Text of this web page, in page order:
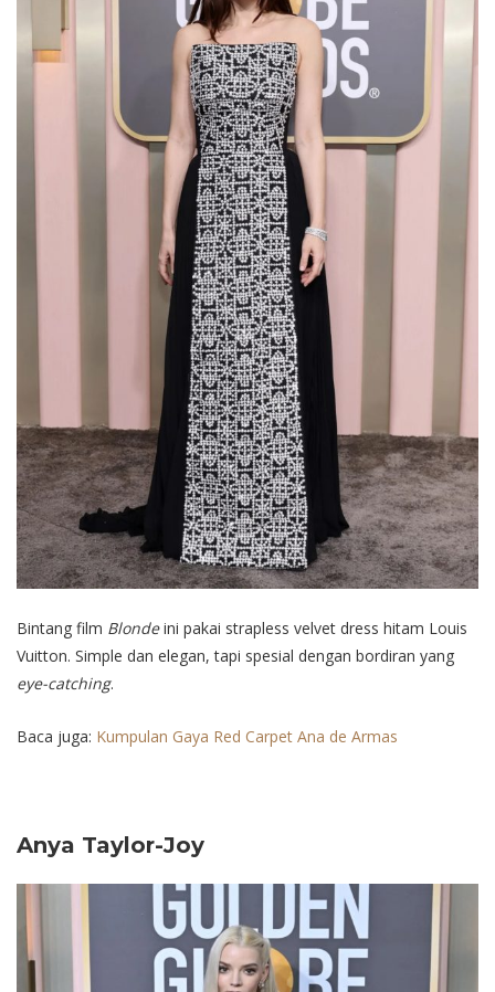
Bintang film Blondeini pakai strapless velvet dress hitam Louis
Vuitton. Simple dan elegan, tapi spesial dengan bordiran yang
eye-catching.
Baca juga: Kumpulan Gaya Red Carpet Ana de Armas
Anya Taylor-Joy